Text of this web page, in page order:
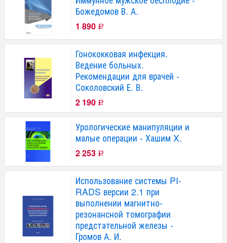
Божедомов В. А.
1 890 Р
Гонококковая инфекция.
Ведение больных.
Рекомендации для врачей -
Соколовский Е. В.
2 190 Р
Урологические манипуляции и
малые операции - Хашим X.
2 253 Р
Использование системы PI-
RADS версии 2.1 при
выполнении магнитно-
резонансной томографии
предстательной железы -
Громов А. И.